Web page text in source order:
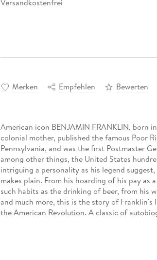
Versandkostenfrei
Merken Empfehlen Bewerten
American icon BENJAMIN FRANKLIN, born
colonial mother, published the famous Poor
Pennsylvania, and was the first Postmaster
among other things, the United States
intriguing a personality as his legend
makes plain. From his hoarding of his pay as
such habits as the drinking of beer, from his
and much more, this is the story of
the American Revolution. A classic of